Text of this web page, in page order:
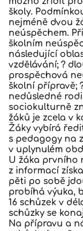
školy.
nejméně dvou
neúspěchem.
školním
následující
vzdělávání; ?
prospěchová
školní přípravě;
nedůsledné
sociokulturně
žáků je zcela v
Žáky vybírá
s pedagogy na
v uplynulém
U žáka prvního
z informací
pěti po sobě
probíhá výuka,
16 schůzek v
schůzky se
Na přípravu a